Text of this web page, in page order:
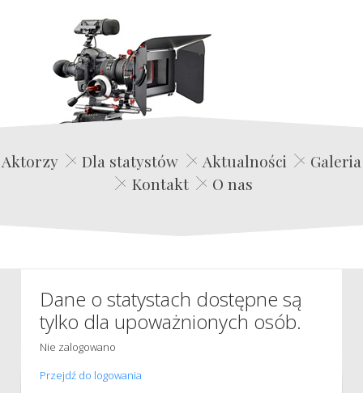
Edwin Film Agencja Aktorska
Aktorzy Dla statystów Aktualności
Galeria
Kontakt
O nas
Dane o statystach dostępne są
tylko dla upoważnionych osób.
Nie zalogowano
Przejdź do logowania